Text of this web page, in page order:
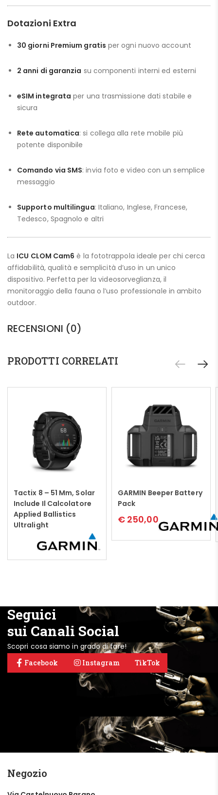
Dotazioni Extra
30 giorni Premium gratis per ogni nuovo account
2 anni di garanzia su componenti interni ed esterni
eSIM integrata per una trasmissione dati stabile e
sicura
Rete automatica: si collega alla rete mobile più
potente disponibile
Comando via SMS: invia foto e video con un semplice
messaggio
Supporto multilingua: Italiano, Inglese, Francese,
Tedesco, Spagnolo e altri
La ICU CLOM Cam6 è la fototrappola ideale per chi cerca
affidabilità, qualità e semplicità d’uso in un unico
dispositivo. Perfetta per la videosorveglianza, il
monitoraggio della fauna o l’uso professionale in ambito
outdoor.
RECENSIONI (0)
PRODOTTI CORRELATI
Leggi tutto
Tactix 8 – 51 Mm, Solar
Include Il Calcolatore
Applied Ballistics
Ultralight
Leggi tutto
GARMIN Beeper Battery
Pack
€ 250,00
Seguici
sui Canali Social
Scopri cosa siamo in grado di fare!
Facebook Instagram TikTok
Negozio